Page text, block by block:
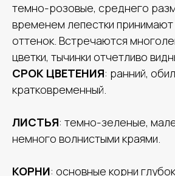
темно-розовые, среднего
временем лепестки
оттенок. Встречаются
цветки, тычинки отчетливо
СРОК ЦВЕТЕНИЯ: ранний,
кратковременный.
ЛИСТЬЯ: темно-зеленые,
немного волнистыми краями.
КОРНИ: основные корни